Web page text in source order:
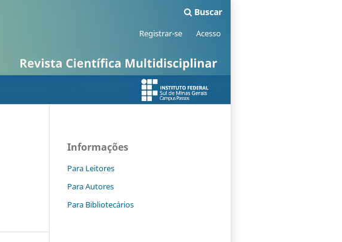
Buscar
Registrar-se Acesso
Informações
Para Leitores
Para Autores
Para Bibliotecários